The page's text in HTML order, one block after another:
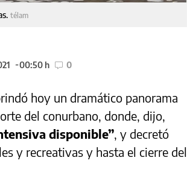
télam
00:50 h 0
hoy un dramático panorama
del conurbano, donde, dijo,
disponible”, y decretó
y recreativas y hasta el cierre del